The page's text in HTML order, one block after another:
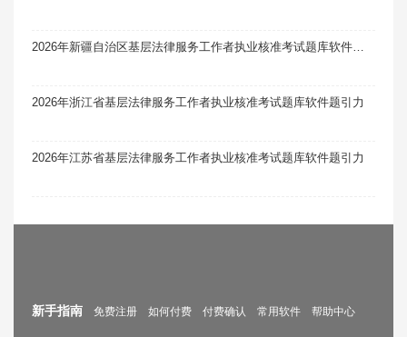
2026年浙江省基层法律服务工作者执业核准考试题库软件题引力
2026年江苏省基层法律服务工作者执业核准考试题库软件题引力
新手指南 免费注册 如何付费 付费确认 常用软件 帮助中心